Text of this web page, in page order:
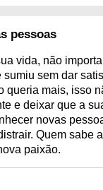
pessoas
vida, não
sumiu sem dar
queria mais, isso
e deixar que a
novas
Quem sabe
paixão.